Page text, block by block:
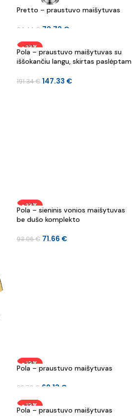
Pretto – praustuvo maišytuvas
94.44 € 72.72 €
-23%
Pola – praustuvo maišytuvas su
iššokančiu langu, skirtas paslėptam
191.34€ 147.33 €
-23%
Pola – sieninis vonios maišytuvas
be dušo komplekto
93.06€ 71.66 €
-23%
Pola – praustuvo maišytuvas
89.78 € 69.13 €
-23%
Pola – praustuvo maišytuvas